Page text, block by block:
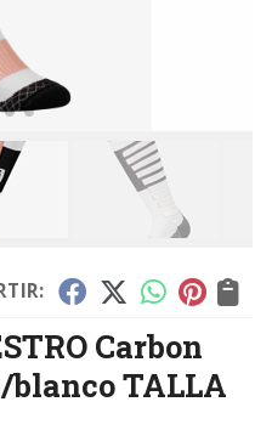
Carbon
blanco TALLA